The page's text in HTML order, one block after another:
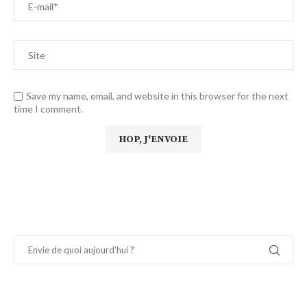
Save my name, email, and website in this browser for the next
time I comment.